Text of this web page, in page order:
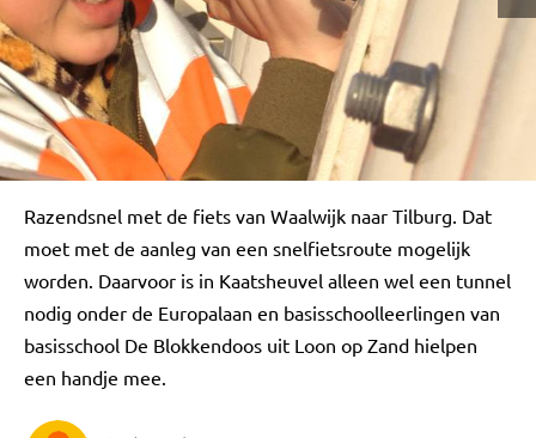
Razendsnel met de fiets van Waalwijk naar Tilburg. Dat
moet met de aanleg van een snelfietsroute mogelijk
worden. Daarvoor is in Kaatsheuvel alleen wel een tunnel
nodig onder de Europalaan en basisschoolleerlingen van
basisschool De Blokkendoos uit Loon op Zand hielpen
een handje mee.